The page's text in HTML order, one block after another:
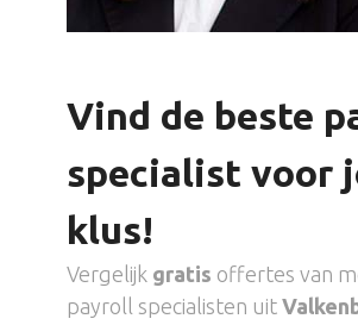
Vind de beste
specialist voor
klus!
Vergelijk gratis offertes van
payroll specialisten uit